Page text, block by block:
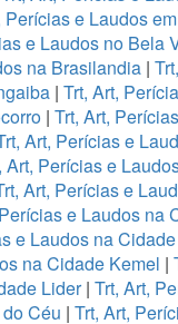
Perícias e Laudos
e Laudos no Bela
na Brasilandia |
| Trt, Art,
| Trt, Art,
Art, Perícias e
Art, Perícias e
Art, Perícias e
e Laudos na
e Laudos na
na Cidade Kemel |
Lider| Trt, Art,
Céu | Trt, Art,